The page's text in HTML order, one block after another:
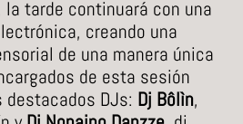
la tarde continuará con una
creando una
de una manera única
de esta sesión
destacados DJs: Dj Bôlìn,